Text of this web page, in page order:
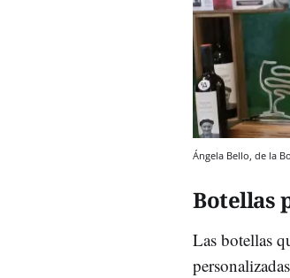
Ángela Bello, de la
Botellas
Las botellas